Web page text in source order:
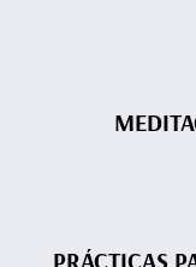
PRÁCTICAS